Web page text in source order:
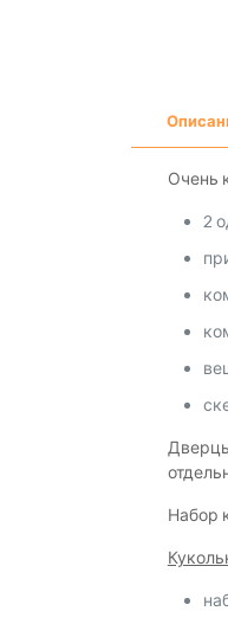
Очень
2
Набор